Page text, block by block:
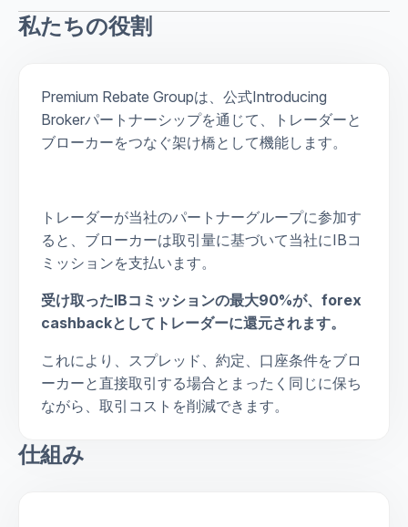
私たちの役割
Premium Rebate Groupは、公式Introducing
Brokerパートナーシップを通じて、トレーダーと
ブローカーをつなぐ架け橋として機能します。
トレーダーが当社のパートナーグループに参加す
ると、ブローカーは取引量に基づいて当社にIBコ
ミッションを支払います。
受け取ったIBコミッションの最大90%が、forex
cashbackとしてトレーダーに還元されます。
これにより、スプレッド、約定、口座条件をブロ
ーカーと直接取引する場合とまったく同じに保ち
ながら、取引コストを削減できます。
仕組み